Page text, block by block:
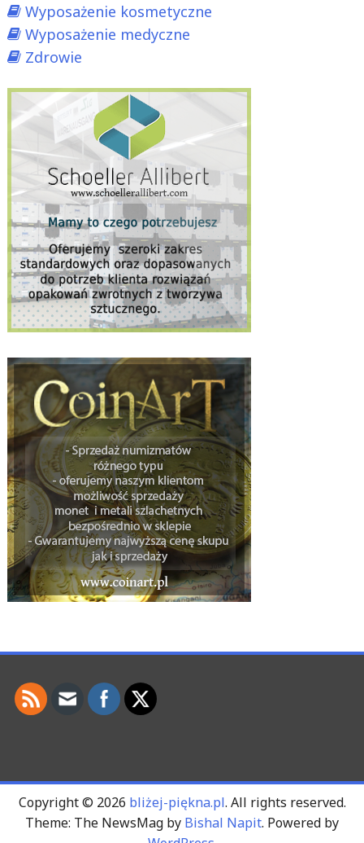
Wyposażenie kosmetyczne
Wyposażenie medyczne
Zdrowie
Copyright © 2026 bliżej-piękna.pl. All rights reserved.
Theme: The NewsMag by Bishal Napit. Powered by